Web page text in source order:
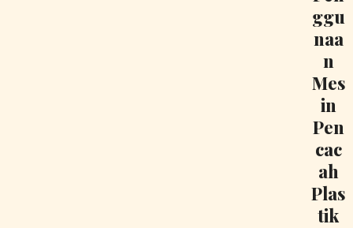
ggu
naa
n
Mes
in
Pen
cac
ah
Plas
tik